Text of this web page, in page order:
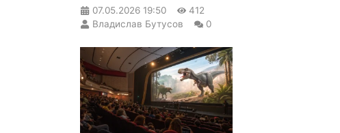
07.05.2026 19:50
412
Владислав Бутусов
0